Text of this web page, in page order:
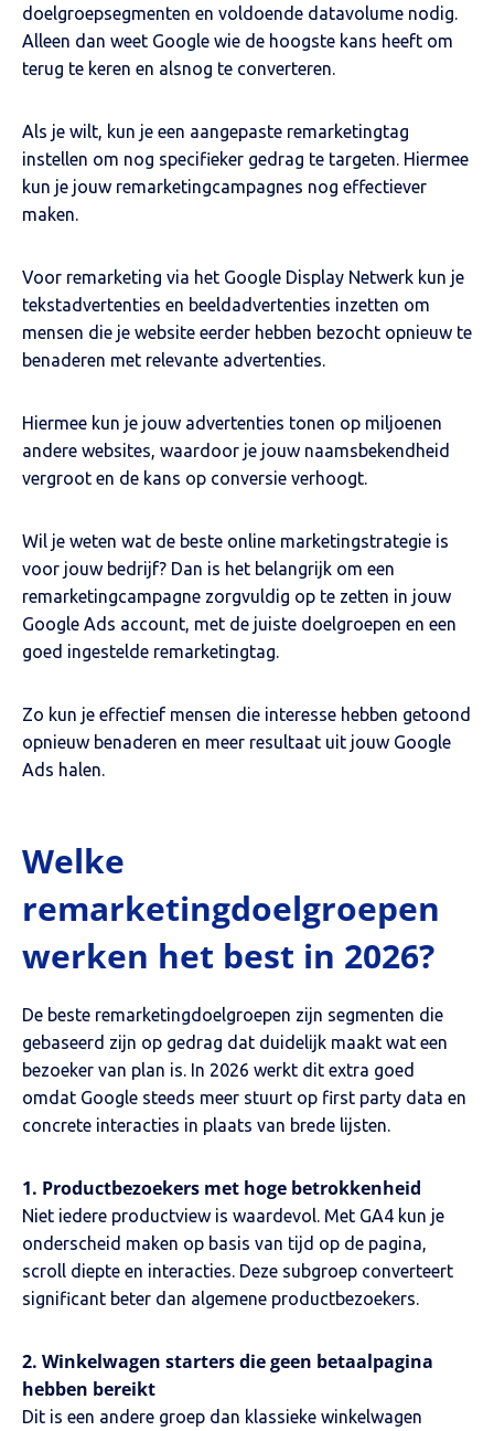
doelgroepsegmenten en voldoende datavolume nodig.
Alleen dan weet Google wie de hoogste kans heeft om
terug te keren en alsnog te converteren.
Als je wilt, kun je een aangepaste remarketingtag
instellen om nog specifieker gedrag te targeten. Hiermee
kun je jouw remarketingcampagnes nog effectiever
maken.
Voor remarketing via het Google Display Netwerk kun je
tekstadvertenties en beeldadvertenties inzetten om
mensen die je website eerder hebben bezocht opnieuw te
benaderen met relevante advertenties.
Hiermee kun je jouw advertenties tonen op miljoenen
andere websites, waardoor je jouw naamsbekendheid
vergroot en de kans op conversie verhoogt.
Wil je weten wat de beste online marketingstrategie is
voor jouw bedrijf? Dan is het belangrijk om een
remarketingcampagne zorgvuldig op te zetten in jouw
Google Ads account, met de juiste doelgroepen en een
goed ingestelde remarketingtag.
Zo kun je effectief mensen die interesse hebben getoond
opnieuw benaderen en meer resultaat uit jouw Google
Ads halen.
Welke
remarketingdoelgroepen
werken het best in 2026?
De beste remarketingdoelgroepen zijn segmenten die
gebaseerd zijn op gedrag dat duidelijk maakt wat een
bezoeker van plan is. In 2026 werkt dit extra goed
omdat Google steeds meer stuurt op first party data en
concrete interacties in plaats van brede lijsten.
1. Productbezoekers met hoge betrokkenheid
Niet iedere productview is waardevol. Met GA4 kun je
onderscheid maken op basis van tijd op de pagina,
scroll diepte en interacties. Deze subgroep converteert
significant beter dan algemene productbezoekers.
2. Winkelwagen starters die geen betaalpagina
hebben bereikt
Dit is een andere groep dan klassieke winkelwagen